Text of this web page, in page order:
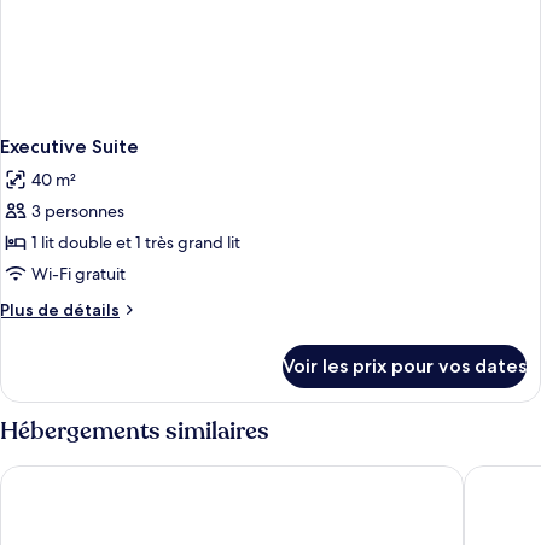
Executive Suite
40 m²
3 personnes
1 lit double et 1 très grand lit
Wi-Fi gratuit
Plus de détails
Plus
le
type
de
Executive
Voir les prix pour vos dates
Hébergements similaires
Crowne Plaza Nairobi Airport by IHG Four